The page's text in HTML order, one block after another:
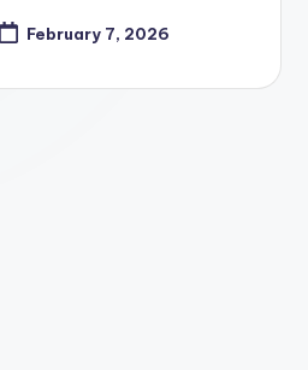
February 7, 2026